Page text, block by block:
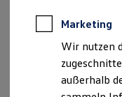
Elektroautos
ID.
Reichweite
Zum
Montag -
Samstag
Marketing
Wir nutzen
außerhalb